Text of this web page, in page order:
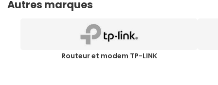
Autres marques
Routeur et modem TP-LINK